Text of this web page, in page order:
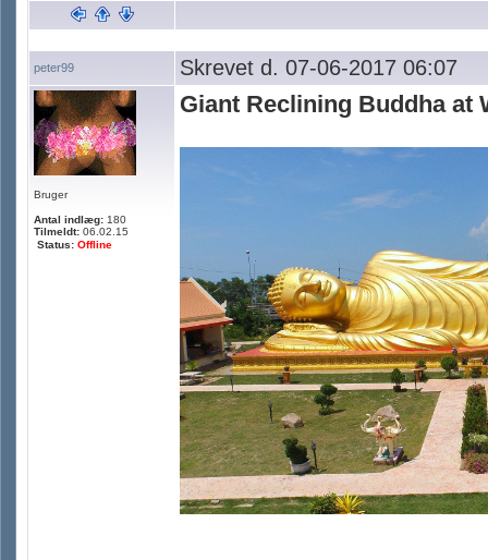
peter99 Skrevet d. 07-06-2017 06:07
Bruger
Antal indlæg: 180
Tilmeldt: 06.02.15
Status: Offline
Giant Reclining Buddha at